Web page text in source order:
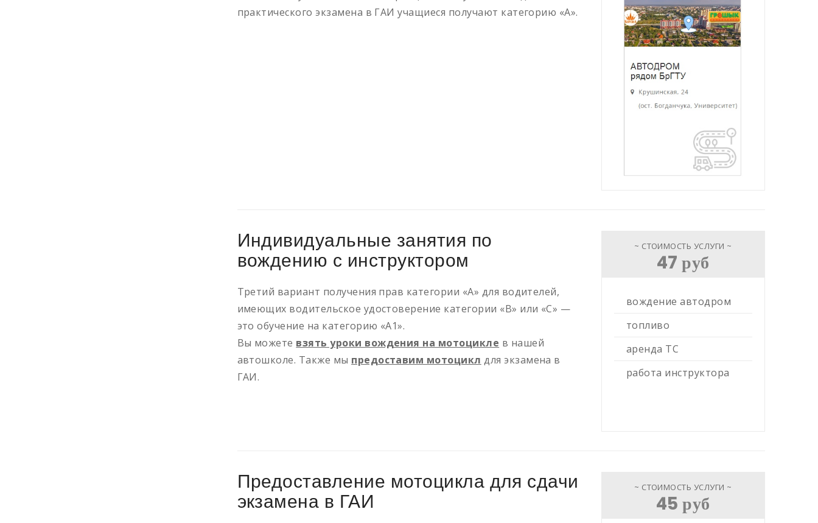
практического экзамена в ГАИ учащиеся получают категорию «А».
Индивидуальные занятия по
вождению с инструктором
Третий вариант получения прав категории «А» для водителей,
имеющих водительское удостоверение категории «В» или «С» —
это обучение на категорию «А1».
Вы можете взять уроки вождения на мотоцикле в нашей
автошколе. Также мы предоставим мотоцикл для экзамена в
ГАИ.
~ СТОИМОСТЬ УСЛУГИ ~
47 руб
вождение автодром
топливо
аренда ТС
работа инструктора
Предоставление мотоцикла для сдачи
экзамена в ГАИ
~ СТОИМОСТЬ УСЛУГИ ~
45 руб